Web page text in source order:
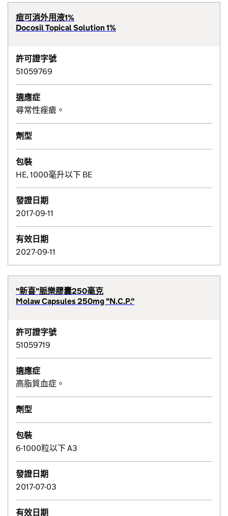
痘可消外用液1%
Docosil Topical Solution 1%
許可證字號
51059769
適應症
尋常性痤瘡。
劑型
包裝
HE, 1000毫升以下 BE
發證日期
2017-09-11
有效日期
2027-09-11
"新喜"脈樂膠囊250毫克
Molaw Capsules 250mg "N.C.P."
許可證字號
51059719
適應症
高脂質血症。
劑型
包裝
6-1000粒以下 A3
發證日期
2017-07-03
有效日期